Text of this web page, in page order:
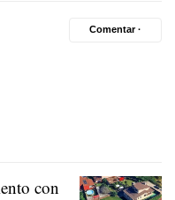
Comentar ·
con